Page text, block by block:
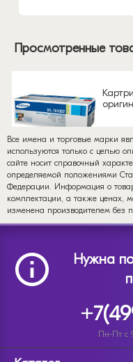
Просмотренные
Все имена и торговые марки
используются только с целью
сайте носит справочный
определяемой положениями
Федерации. Информация о
комплектации, а также ценах,
изменена производителем без
Нужна
Пн-Пт с